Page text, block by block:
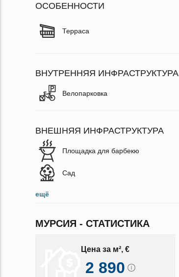
ОСОБЕННОСТИ
Терраса
ВНУТРЕННЯЯ ИНФРАСТРУКТУРА
Велопарковка
ВНЕШНЯЯ ИНФРАСТРУКТУРА
Площадка для барбекю
Сад
ещё
МУРСИЯ - СТАТИСТИКА
Цена за м², €
2 890